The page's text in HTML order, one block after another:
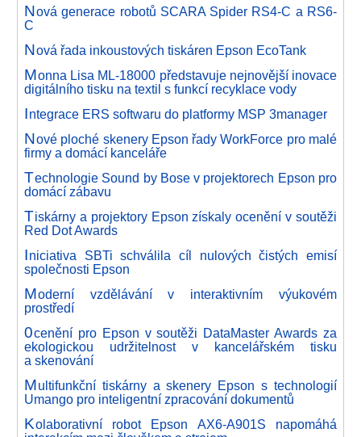
Nová generace robotů SCARA Spider RS4-C a RS6-
C
Nová řada inkoustových tiskáren Epson EcoTank
Monna Lisa ML-18000 představuje nejnovější inovace
digitálního tisku na textil s funkcí recyklace vody
Integrace ERS softwaru do platformy MSP 3manager
Nové ploché skenery Epson řady WorkForce pro malé
firmy a domácí kanceláře
Technologie Sound by Bose v projektorech Epson pro
domácí zábavu
Tiskárny a projektory Epson získaly ocenění v soutěži
Red Dot Awards
Iniciativa SBTi schválila cíl nulových čistých emisí
společnosti Epson
Moderní vzdělávání v interaktivním výukovém
prostředí
0cenění pro Epson v soutěži DataMaster Awards za
ekologickou udržitelnost v kancelářském tisku
a skenování
Multifunkční tiskárny a skenery Epson s technologií
Umango pro inteligentní zpracování dokumentů
Kolaborativní robot Epson AX6-A901S napomáhá